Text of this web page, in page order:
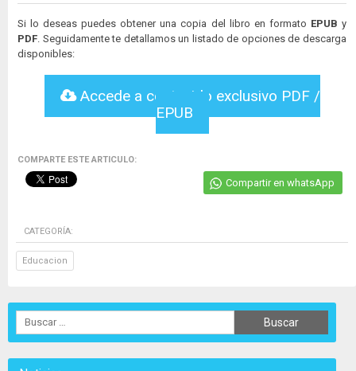
Si lo deseas puedes obtener una copia del libro en formato EPUB y
PDF . Seguidamente te detallamos un listado de opciones de descarga
disponibles:
Accede a contenido exclusivo PDF /
EPUB
COMPARTE ESTE ARTICULO:
Compartir en whatsApp
CATEGORÍA:
Educacion